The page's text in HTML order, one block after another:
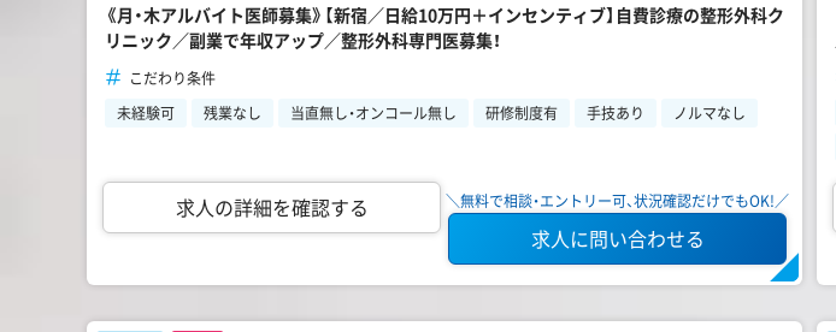
《月・木アルバイト医師募集》【新宿／日給10万円＋インセンティブ】自費診療の整形外科ク
リニック／副業で年収アップ／整形外科専門医募集！
こだわり条件
未経験可
残業なし 当直無し・オンコール無し 研修制度有 手技あり ノルマなし
求人の詳細を確認する ＼無料で相談・エントリー可、状況確認だけでもOK!／
求人に問い合わせる